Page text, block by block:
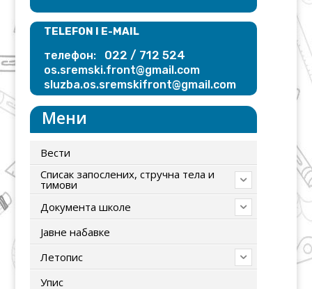
TELEFON I E-MAIL
телефон: 022 / 712 524
os.sremski.front@gmail.com
sluzba.os.sremskifront@gmail.com
Мени
Вести
Списак запослених, стручна тела и
тимови
Документа школе
Јавне набавке
Летопис
Упис